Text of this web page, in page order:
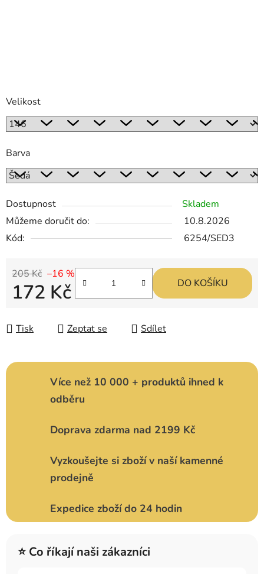
Velikost
Barva
Dostupnost
Skladem
Můžeme doručit do:
10.8.2026
Kód:
6254/SED3
205 Kč –16 %
172 Kč DO KOŠÍKU
Tisk Zeptat se Sdílet
Více než 10 000 + produktů ihned k
odběru
Doprava zdarma nad 2199 Kč
Vyzkoušejte si zboží v naší kamenné
prodejně
Expedice zboží do 24 hodin
⭐ Co říkají naši zákazníci